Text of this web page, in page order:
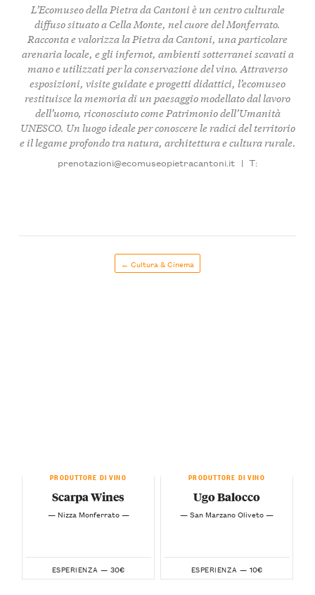
L’Ecomuseo della Pietra da Cantoni è un centro culturale
diffuso situato a Cella Monte, nel cuore del Monferrato.
Racconta e valorizza la Pietra da Cantoni, una particolare
arenaria locale, e gli infernot, ambienti sotterranei scavati a
mano e utilizzati per la conservazione del vino. Attraverso
esposizioni, visite guidate e progetti didattici, l’ecomuseo
restituisce la memoria di un paesaggio modellato dal lavoro
dell’uomo, riconosciuto come Patrimonio dell’Umanità
UNESCO. Un luogo ideale per conoscere le radici del territorio
e il legame profondo tra natura, architettura e cultura rurale.
prenotazioni@ecomuseopietracantoni.it | T:
← Cultura & Cinema
PRODUTTORE DI VINO
Scarpa Wines
— Nizza Monferrato —
ESPERIENZA — 30€
PRODUTTORE DI VINO
Ugo Balocco
— San Marzano Oliveto —
ESPERIENZA — 10€